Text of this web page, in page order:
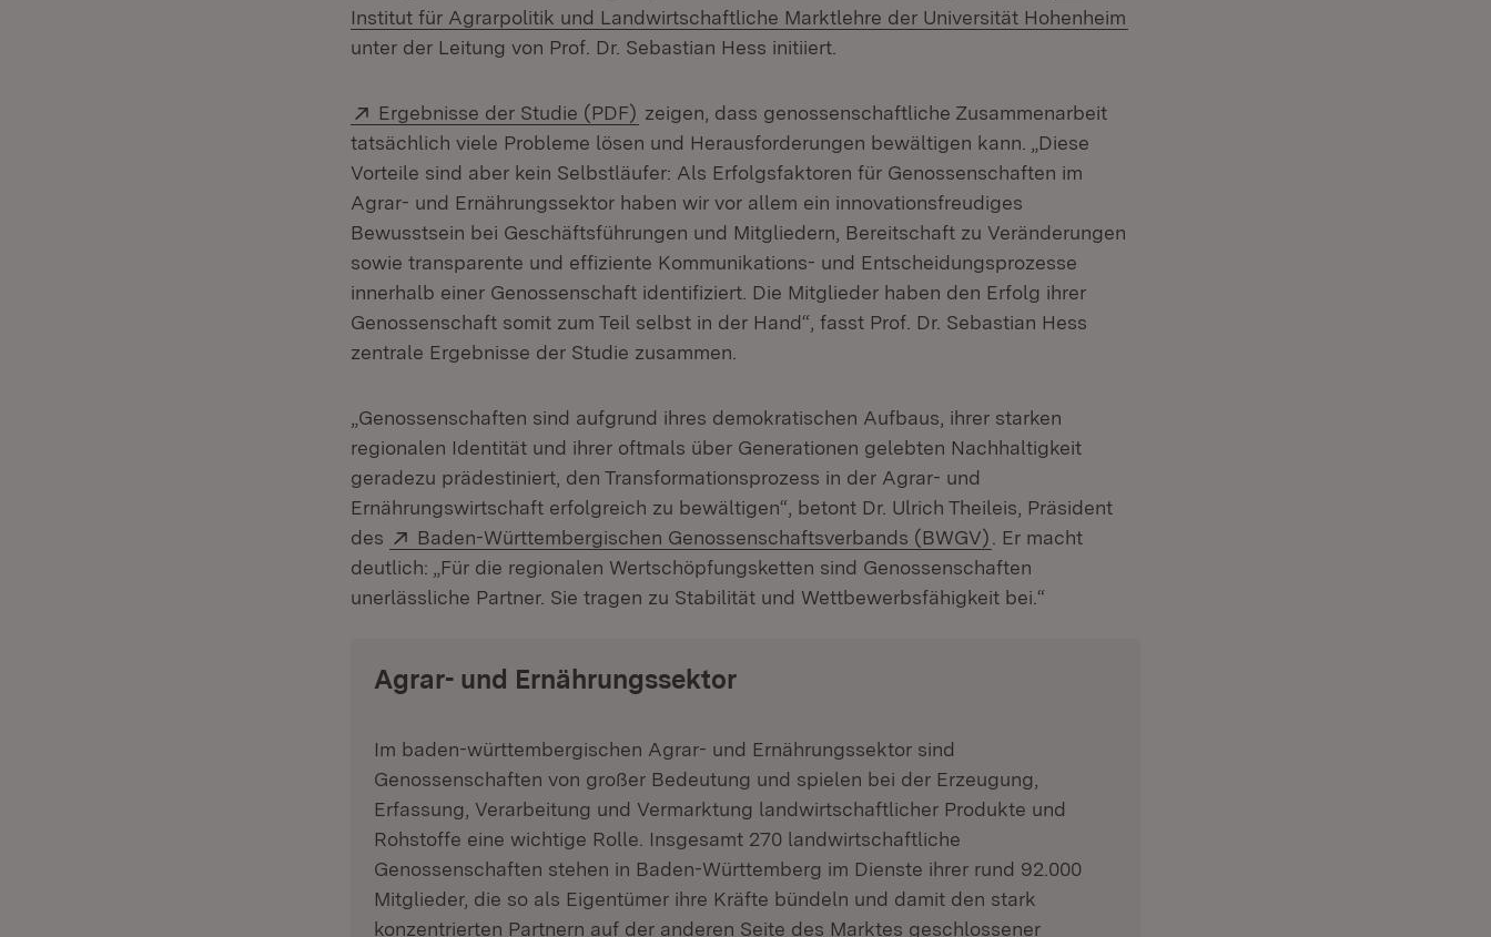
Institut für Agrarpolitik und Landwirtschaftliche Marktlehre der Universität Hohenheim
unter der Leitung von Prof. Dr. Sebastian Hess initiiert.
Extern:
Ergebnisse der Studie (PDF) (Öffnet in neuem Fenster)
zeigen, dass genossenschaftliche Zusammenarbeit
tatsächlich viele Probleme lösen und Herausforderungen bewältigen kann. „Diese
Vorteile sind aber kein Selbstläufer: Als Erfolgsfaktoren für Genossenschaften im
Agrar- und Ernährungssektor haben wir vor allem ein innovationsfreudiges
Bewusstsein bei Geschäftsführungen und Mitgliedern, Bereitschaft zu Veränderungen
sowie transparente und effiziente Kommunikations- und Entscheidungsprozesse
innerhalb einer Genossenschaft identifiziert. Die Mitglieder haben den Erfolg ihrer
Genossenschaft somit zum Teil selbst in der Hand“, fasst Prof. Dr. Sebastian Hess
zentrale Ergebnisse der Studie zusammen.
„Genossenschaften sind aufgrund ihres demokratischen Aufbaus, ihrer starken
regionalen Identität und ihrer oftmals über Generationen gelebten Nachhaltigkeit
geradezu prädestiniert, den Transformationsprozess in der Agrar- und
Ernährungswirtschaft erfolgreich zu bewältigen“, betont Dr. Ulrich Theileis, Präsident
des
Extern:
Baden-Württembergischen Genossenschaftsverbands (BWGV) (Öffnet in neuem Fenster)
. Er macht
deutlich: „Für die regionalen Wertschöpfungsketten sind Genossenschaften
unerlässliche Partner. Sie tragen zu Stabilität und Wettbewerbsfähigkeit bei.“
Agrar- und Ernährungssektor
Im baden-württembergischen Agrar- und Ernährungssektor sind
Genossenschaften von großer Bedeutung und spielen bei der Erzeugung,
Erfassung, Verarbeitung und Vermarktung landwirtschaftlicher Produkte und
Rohstoffe eine wichtige Rolle. Insgesamt 270 landwirtschaftliche
Genossenschaften stehen in Baden-Württemberg im Dienste ihrer rund 92.000
Mitglieder, die so als Eigentümer ihre Kräfte bündeln und damit den stark
konzentrierten Partnern auf der anderen Seite des Marktes geschlossener